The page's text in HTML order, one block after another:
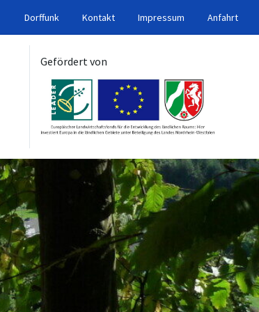
Dorffunk Kontakt Impressum Anfahrt
Gefördert von